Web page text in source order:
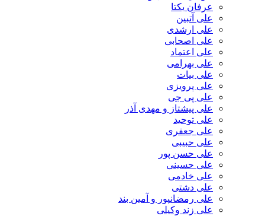
عرفان یکتا
علی آتبین
علی ارشدی
علی اصحابی
علی اعتماد
علی بهرامی
علی بیات
علی پرویزی
علی پی جی
علی پیشتاز و مهدی آذر
علی توحید
علی جعفری
علی حبیبی
علی حسن پور
علی حسینی
علی خادمی
علی دشتی
علی رمضانپور و آمین بند
علی زند وکیلی